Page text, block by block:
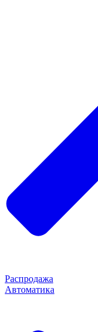
Распродажа
Автоматика